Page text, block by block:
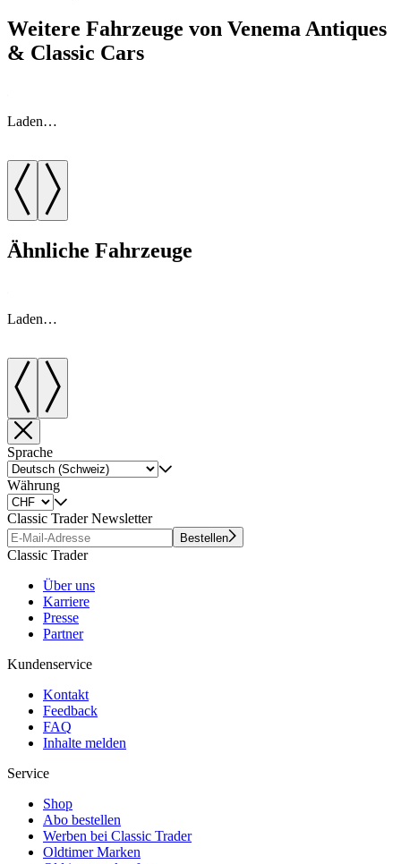
Weitere Fahrzeuge von Venema Antiques
& Classic Cars
Laden…
Ähnliche Fahrzeuge
Laden…
Sprache
Währung
Classic Trader Newsletter
Bestellen
Classic Trader
Über uns
Karriere
Presse
Partner
Kundenservice
Kontakt
Feedback
FAQ
Inhalte melden
Service
Shop
Abo bestellen
Werben bei Classic Trader
Oldtimer Marken